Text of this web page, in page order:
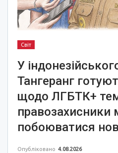
Світ
У
Тангеранг
щодо ЛГБТК+
правозахисники
побоюватися
Опубліковано 4.08.2026